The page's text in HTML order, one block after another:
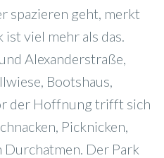
spazieren geht, merkt
viel mehr als das.
Alexanderstraße,
Bootshaus,
der Hoffnung trifft sich
Picknicken,
Durchatmen. Der Park